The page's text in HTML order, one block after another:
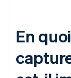
En